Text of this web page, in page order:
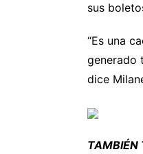
sus
“Es una
generado
dice
TAMBIÉN